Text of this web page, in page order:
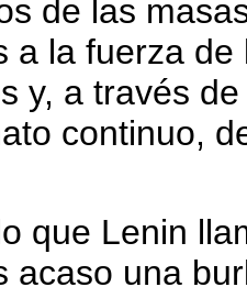
de las
a la fuerza
y, a través
continuo,
que Lenin
acaso una